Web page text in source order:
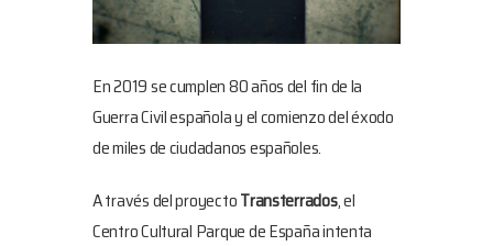
En 2019 se cumplen 80 años del fin de la
Guerra Civil española y el comienzo del éxodo
de miles de ciudadanos españoles.
A través del proyectoTransterrados, el
Centro Cultural Parque de España intenta